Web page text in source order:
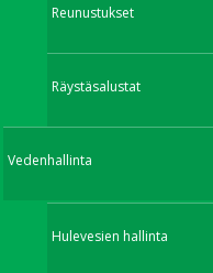
Reunustukset
Räystäsalustat
Vedenhallinta
Hulevesien hallinta